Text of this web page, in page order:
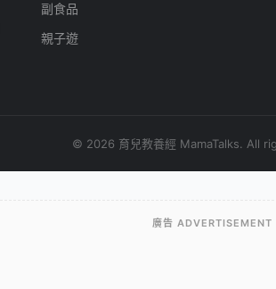
副食品
親子遊
© 2026 育兒教養經 MamaTalks. All
廣告 ADVERTISEMENT